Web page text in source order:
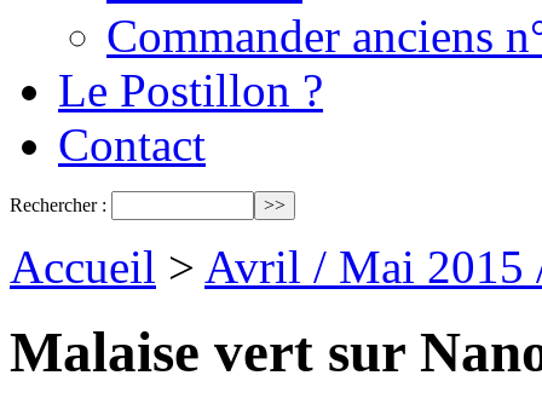
Commander anciens
Le Postillon ?
Contact
Rechercher :
Accueil > Avril / Mai 2015
Malaise vert sur